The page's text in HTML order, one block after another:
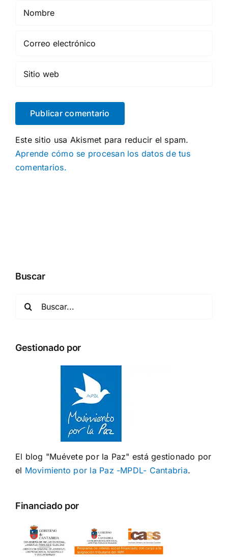
Este sitio usa Akismet para reducir el spam.
Aprende cómo se procesan los datos de tus
comentarios.
Buscar
Gestionado por
El blog "Muévete por la Paz" está gestionado por
el Movimiento por la Paz -MPDL- Cantabria.
Financiado por